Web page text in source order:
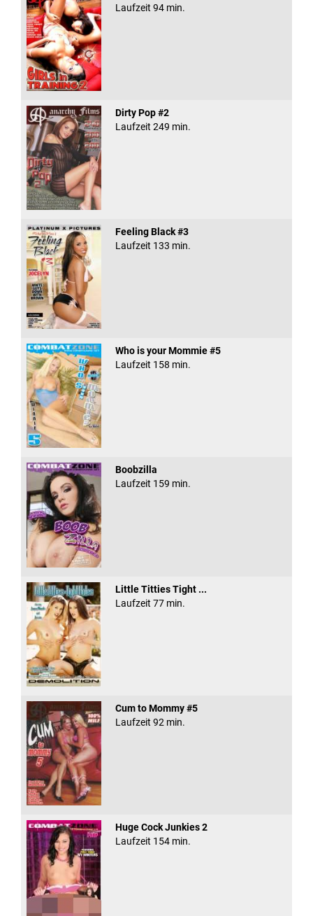
Laufzeit 94 min.
Dirty Pop #2
Laufzeit 249 min.
Feeling Black #3
Laufzeit 133 min.
Who is your Mommie #5
Laufzeit 158 min.
Boobzilla
Laufzeit 159 min.
Little Titties Tight ...
Laufzeit 77 min.
Cum to Mommy #5
Laufzeit 92 min.
Huge Cock Junkies 2
Laufzeit 154 min.